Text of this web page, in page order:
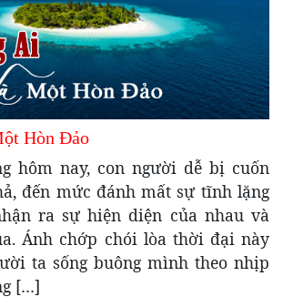
Hòn Đảo
hôm nay, con người dễ bị cuốn
đến mức đánh mất sự tĩnh lặng
ra sự hiện diện của nhau và
Ánh chớp chói lòa thời đại này
ta sống buông mình theo nhịp
[…]